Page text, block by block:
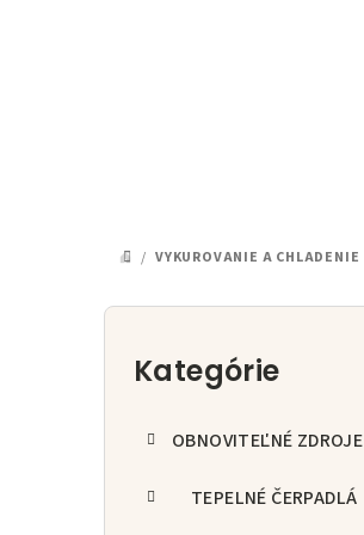
DOMOV
/ VYKUROVANIE A CHLADENIE
B
Preskočiť
kategórie
Kategórie
OBNOVITEĽNÉ ZDROJE
TEPELNÉ ČERPADLÁ